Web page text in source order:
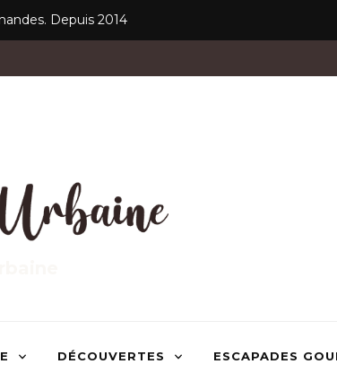
Depuis 2014
DÉCOUVERTES ESCAPADES